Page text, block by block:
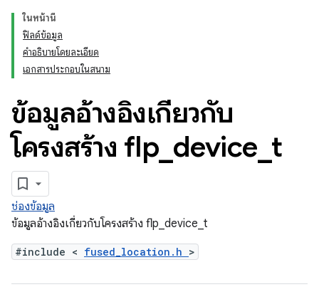
ในหน้านี้
ฟิลด์ข้อมูล
คำอธิบายโดยละเอียด
เอกสารประกอบในสนาม
ข้อมูลอ้างอิงเกี่ยวกับ
โครงสร้าง flp device t
ช่องข้อมูล
ข้อมูลอ้างอิงเกี่ยวกับโครงสร้าง flp_device_t
#include < fused_location.h >